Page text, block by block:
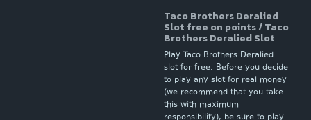
Taco Brothers Deralied
Slot free on points / Taco
Brothers Deralied Slot
Play Taco Brothers Deralied
slot for free. Before you decide
to play any slot for real money
(we recommend that you take
this with maximum
responsibility), be sure to play